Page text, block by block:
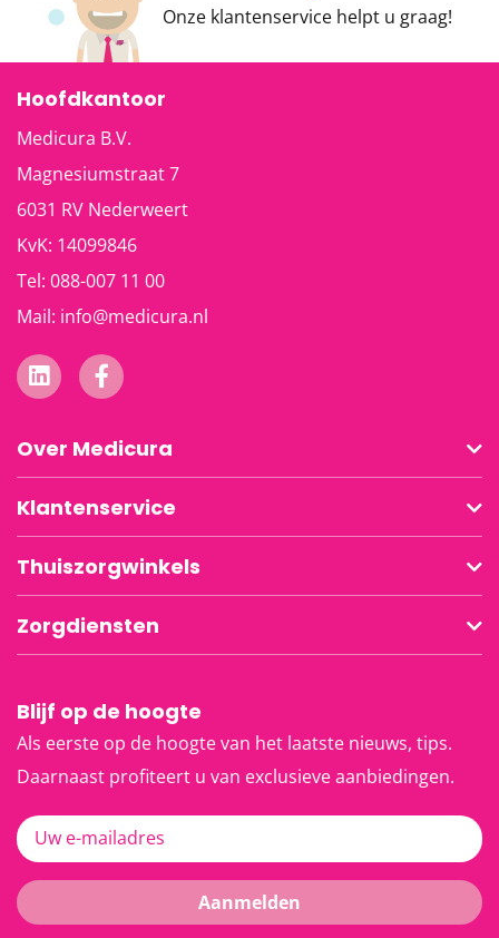
Onze klantenservicehelpt u graag!
Hoofdkantoor
Medicura B.V.
Magnesiumstraat 7
6031 RV Nederweert
KvK: 14099846
Tel: 088-007 11 00
Mail: info@medicura.nl
Over Medicura
Klantenservice
Thuiszorgwinkels
Zorgdiensten
Blijf op de hoogte
Als eerste op de hoogte van het laatste nieuws, tips.
Daarnaast profiteert u van exclusieve aanbiedingen.
Uw e-mailadres
Aanmelden